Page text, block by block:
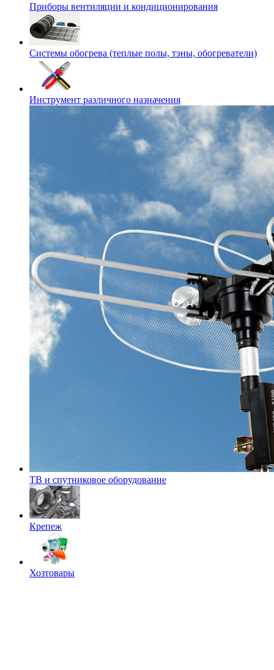
Приборы вентиляции и кондиционирования
Системы обогрева (теплые полы, тэны, обогреватели)
Инструмент различного назначения
ТВ и спутниковое оборудование
Крепеж
Хозтовары